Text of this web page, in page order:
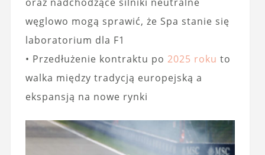
węglowo mogą sprawić, że Spa stanie się
laboratorium dla F1
• Przedłużenie kontraktu po 2025 roku to
walka między tradycją europejską a
ekspansją na nowe rynki